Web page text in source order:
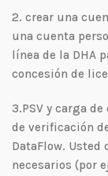
2. crear una
una cuenta
línea de la DHA
concesión de
3.PSV y carga
de verificación
DataFlow.
necesarios (por